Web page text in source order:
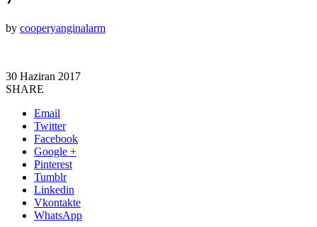
by cooperyanginalarm
30 Haziran 2017
SHARE
Email
Twitter
Facebook
Google +
Pinterest
Tumblr
Linkedin
Vkontakte
WhatsApp